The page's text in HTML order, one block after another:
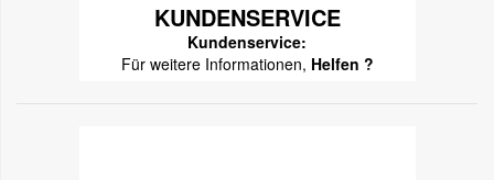
KUNDENSERVICE
Kundenservice:
Für weitere Informationen, Helfen ?